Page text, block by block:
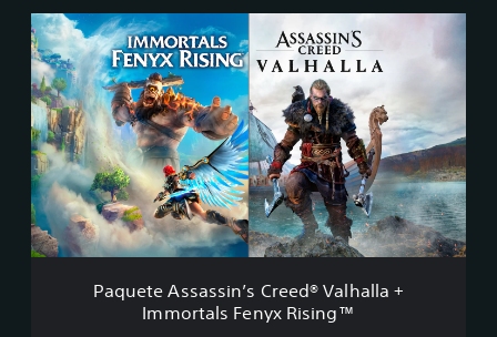
P
a
q
u
e
t
e
A
s
s
a
s
Paquete Assassin’s Creed® Valhalla +
Immortals Fenyx Rising™